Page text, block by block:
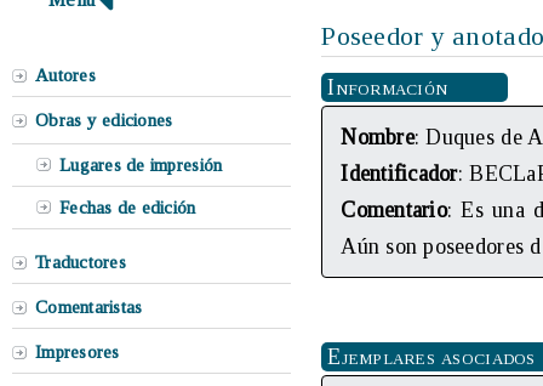
Autores
Obras y ediciones
Lugares de impresión
Fechas de edición
Traductores
Comentaristas
Impresores
Poseedor y
Información
Nombre: Duques de
Identificador:
Comentario: Es una
Aún son poseedores
Ejemplares asociados